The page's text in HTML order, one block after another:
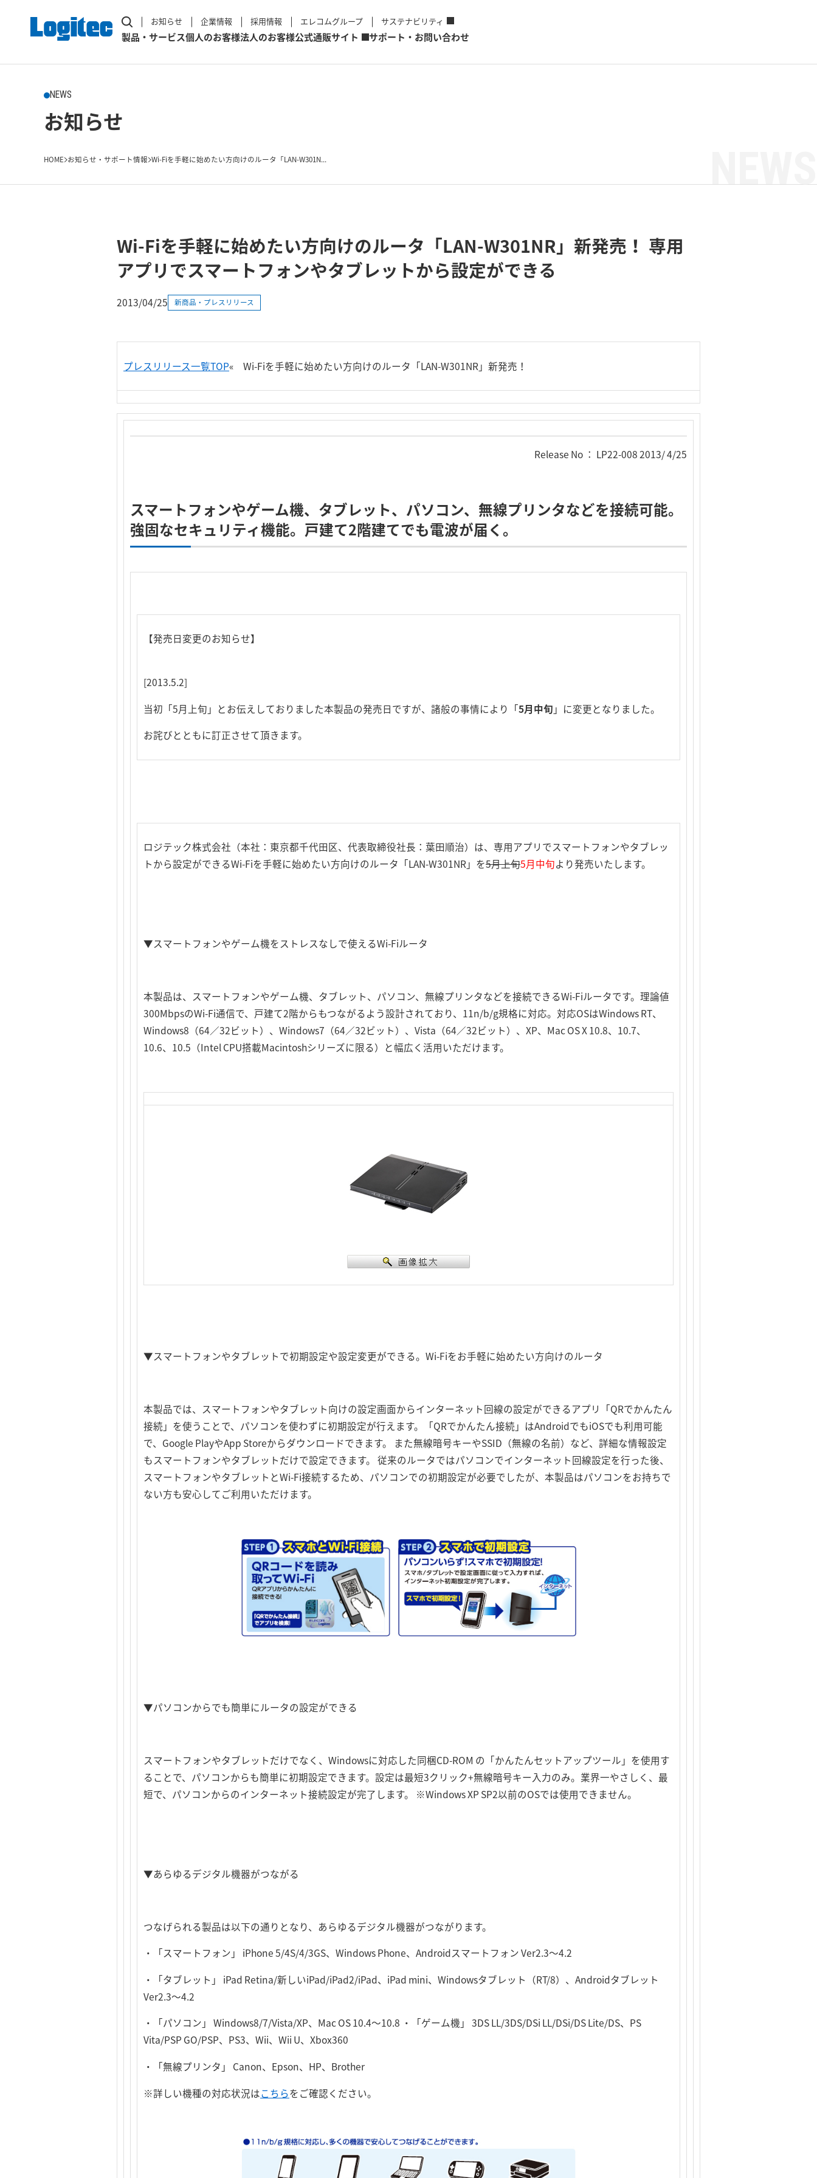
お知らせ 企業情報 採用情報 エレコムグループ サステナビリティ
製品・サービス個人のお客様法人のお客様公式通販サイト サポート・お問い合わせ
NEWS
お知らせ
HOME お知らせ・サポート情報 Wi-Fiを手軽に始めたい方向けのルータ「LAN-W301N...
Wi-Fiを手軽に始めたい方向けのルータ「LAN-W301NR」新発売！ 専用
アプリでスマートフォンやタブレットから設定ができる
2013/04/25 新商品・プレスリリース
プレスリリース一覧TOP« Wi-Fiを手軽に始めたい方向けのルータ「LAN-W301NR」新発売！
Release No ： LP22-008 2013/ 4/25
スマートフォンやゲーム機、タブレット、パソコン、無線プリンタなどを接続可能。
強固なセキュリティ機能。戸建て2階建てでも電波が届く。
【発売日変更のお知らせ】
[2013.5.2]
当初「5月上旬」とお伝えしておりました本製品の発売日ですが、諸般の事情により「5月中旬 」に変更となりました。
お詫びとともに訂正させて頂きます。
ロジテック株式会社（本社：東京都千代田区、代表取締役社長：葉田順治）は、専用アプリでスマートフォンやタブレッ
トから設定ができるWi-Fiを手軽に始めたい方向けのルータ「LAN-W301NR」を5月上旬5月中旬より発売いたします。
▼スマートフォンやゲーム機をストレスなしで使えるWi-Fiルータ
本製品は、スマートフォンやゲーム機、タブレット、パソコン、無線プリンタなどを接続できるWi-Fiルータです。理論値
300MbpsのWi-Fi通信で、戸建て2階からもつながるよう設計されており、11n/b/g規格に対応。対応OSはWindows RT、
Windows8（64／32ビット）、Windows7（64／32ビット）、Vista（64／32ビット）、XP、Mac OS X 10.8、10.7、
10.6、10.5（Intel CPU搭載Macintoshシリーズに限る）と幅広く活用いただけます。
▼スマートフォンやタブレットで初期設定や設定変更ができる。Wi-Fiをお手軽に始めたい方向けのルータ
本製品では、スマートフォンやタブレット向けの設定画面からインターネット回線の設定ができるアプリ「QRでかんたん
接続」を使うことで、パソコンを使わずに初期設定が行えます。「QRでかんたん接続」はAndroidでもiOSでも利用可能
で、Google PlayやApp Storeからダウンロードできます。 また無線暗号キーやSSID（無線の名前）など、詳細な情報設定
もスマートフォンやタブレットだけで設定できます。 従来のルータではパソコンでインターネット回線設定を行った後、
スマートフォンやタブレットとWi-Fi接続するため、パソコンでの初期設定が必要でしたが、本製品はパソコンをお持ちで
ない方も安心してご利用いただけます。
▼パソコンからでも簡単にルータの設定ができる
スマートフォンやタブレットだけでなく、Windowsに対応した同梱CD-ROM の「かんたんセットアップツール」を使用す
ることで、パソコンからも簡単に初期設定できます。設定は最短3クリック+無線暗号キー入力のみ。業界一やさしく、最
短で、パソコンからのインターネット接続設定が完了します。 ※Windows XP SP2以前のOSでは使用できません。
▼あらゆるデジタル機器がつながる
つなげられる製品は以下の通りとなり、あらゆるデジタル機器がつながります。
・「スマートフォン」 iPhone 5/4S/4/3GS、Windows Phone、Androidスマートフォン Ver2.3～4.2
・「タブレット」 iPad Retina/新しいiPad/iPad2/iPad、iPad mini、Windowsタブレット（RT/8）、Androidタブレット
Ver2.3～4.2
・「パソコン」 Windows8/7/Vista/XP、Mac OS 10.4～10.8 ・「ゲーム機」 3DS LL/3DS/DSi LL/DSi/DS Lite/DS、PS
Vita/PSP GO/PSP、PS3、Wii、Wii U、Xbox360
・「無線プリンタ」 Canon、Epson、HP、Brother
※詳しい機種の対応状況はこちらをご確認ください。